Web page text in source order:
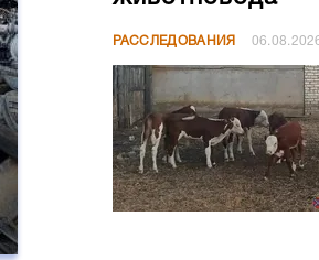
РАССЛЕДОВАНИЯ